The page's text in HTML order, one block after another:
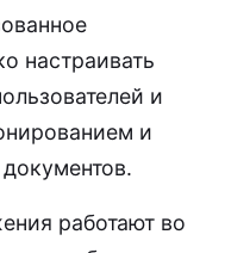
настраивать
и
и
работают во